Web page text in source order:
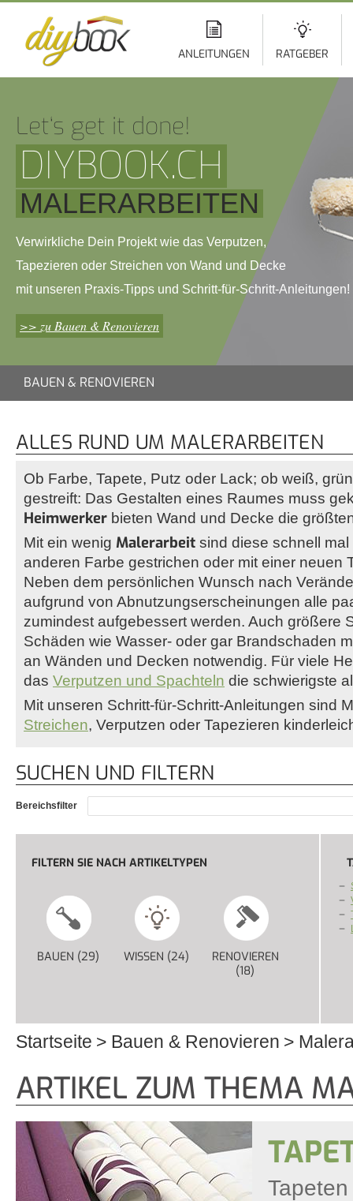
ANLEITUNGEN RATGEBER
Let‘s get it done!
DIYBOOK.CH
MALERARBEITEN
Verwirkliche Dein Projekt wie das Verputzen,
Tapezieren oder Streichen von Wand und Decke
mit unseren Praxis-Tipps und Schritt-für-Schritt-Anleitungen!
>> zu Bauen & Renovieren
BAUEN & RENOVIEREN
ALLES RUND UM MALERARBEITEN
Ob Farbe, Tapete, Putz oder Lack; ob weiß,
gestreift: Das Gestalten eines Raumes muss
Heimwerker bieten Wand und Decke die
Mit ein wenig Malerarbeit sind diese schnell
anderen Farbe gestrichen oder mit einer neuen
Neben dem persönlichen Wunsch nach
aufgrund von Abnutzungserscheinungen alle
zumindest aufgebessert werden. Auch größere
Schäden wie Wasser- oder gar Brandschaden
an Wänden und Decken notwendig. Für viele
das Verputzen und Spachteln die schwierigste
Mit unseren Schritt-für-Schritt-Anleitungen sind
Streichen, Verputzen oder Tapezieren
SUCHEN UND FILTERN
Bereichsfilter
FILTERN SIE NACH ARTIKELTYPEN
BAUEN (29) APPLY BAUEN FILTER
WISSEN (24) APPLY WISSEN FILTER
RENOVIEREN
(18)
Startseite Bauen & Renovieren
ARTIKEL ZUM THEMA